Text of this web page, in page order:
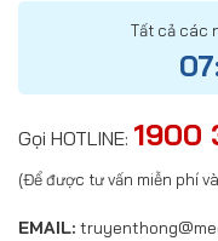
Tất cả các
Gọi HOTLINE: 1900
(Để được tư vấn miễn phí
EMAIL: